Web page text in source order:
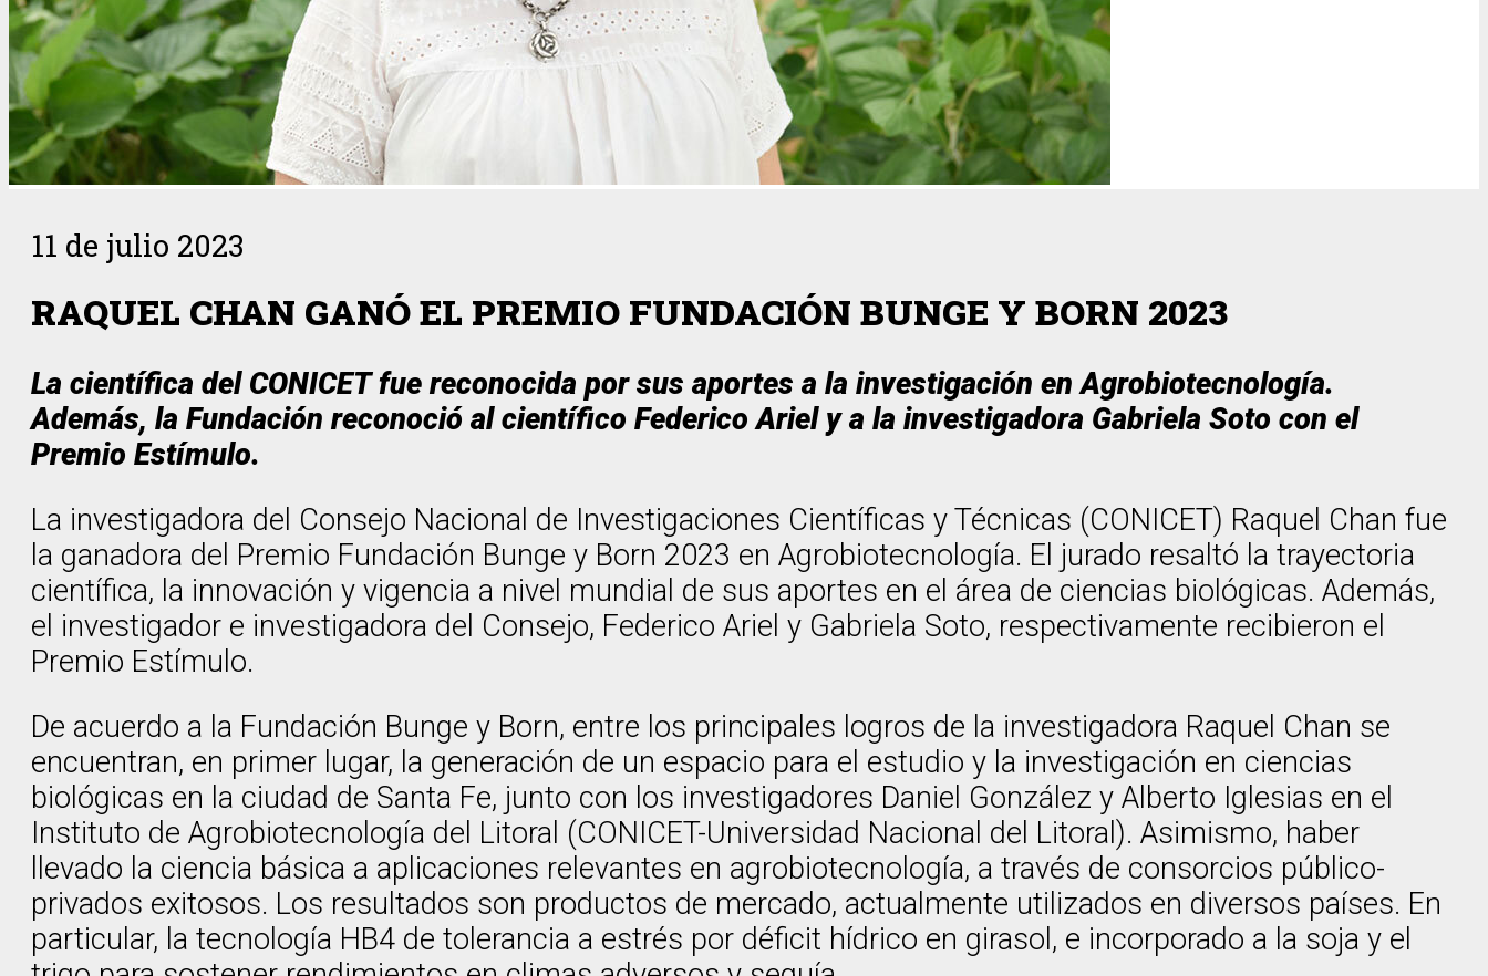
11 de julio 2023
RAQUEL CHAN GANÓ EL PREMIO FUNDACIÓN BUNGE Y BORN 2023
La científica del CONICET fue reconocida por sus aportes a la investigación en Agrobiotecnología.
Además, la Fundación reconoció al científico Federico Ariel y a la investigadora Gabriela Soto con el
Premio Estímulo.
La investigadora del Consejo Nacional de Investigaciones Científicas y Técnicas (CONICET) Raquel Chan fue
la ganadora del Premio Fundación Bunge y Born 2023 en Agrobiotecnología. El jurado resaltó la trayectoria
científica, la innovación y vigencia a nivel mundial de sus aportes en el área de ciencias biológicas. Además,
el investigador e investigadora del Consejo, Federico Ariel y Gabriela Soto, respectivamente recibieron el
Premio Estímulo.
De acuerdo a la Fundación Bunge y Born, entre los principales logros de la investigadora Raquel Chan se
encuentran, en primer lugar, la generación de un espacio para el estudio y la investigación en ciencias
biológicas en la ciudad de Santa Fe, junto con los investigadores Daniel González y Alberto Iglesias en el
Instituto de Agrobiotecnología del Litoral (CONICET-Universidad Nacional del Litoral). Asimismo, haber
llevado la ciencia básica a aplicaciones relevantes en agrobiotecnología, a través de consorcios público-
privados exitosos. Los resultados son productos de mercado, actualmente utilizados en diversos países. En
particular, la tecnología HB4 de tolerancia a estrés por déficit hídrico en girasol, e incorporado a la soja y el